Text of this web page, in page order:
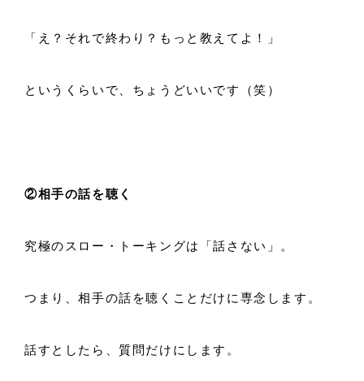
「え？それで終わり？もっと教えてよ！」
というくらいで、ちょうどいいです（笑）
②相手の話を聴く
究極のスロー・トーキングは「話さない」。
つまり、相手の話を聴くことだけに専念します。
話すとしたら、質問だけにします。